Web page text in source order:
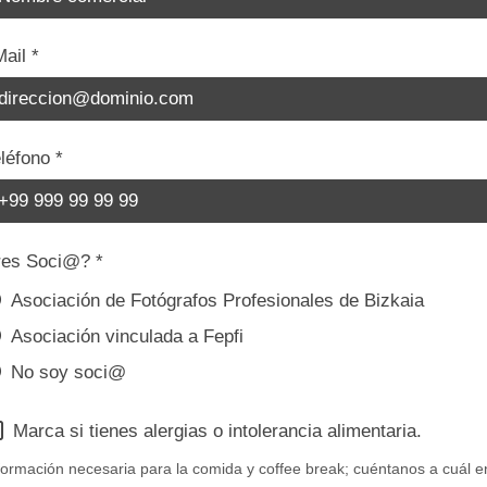
*
*
Soci@? *
Asociación de Fotógrafos Profesionales de Bizkaia
Asociación vinculada a Fepfi
No soy soci@
Marca si tienes alergias o intolerancia alimentaria.
necesaria para la comida y coffee break; cuéntanos a cuál